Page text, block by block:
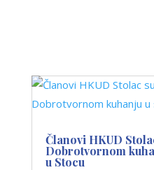
Članovi HKUD
Dobrotvornom
u Stocu